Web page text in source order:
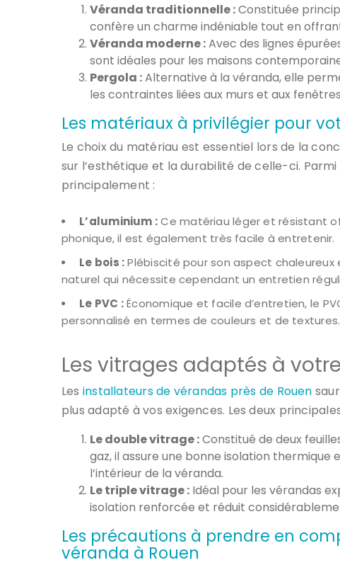
Véranda traditionnelle :Constituée
confère un charme indéniable tout en
Véranda moderne :Avec des lignes
sont idéales pour les maisons
Pergola :Alternative à la véranda, elle
les contraintes liées aux murs et aux
Les matériaux à privilégier pour
Le choix du matériau est essentiel lors de la
sur l’esthétique et la durabilité de celle-ci.
principalement :
L’aluminium :Ce matériau léger et résistant
phonique, il est également très facile à entretenir.
Le bois :Plébiscité pour son aspect
naturel qui nécessite cependant un entretien
Le PVC :Économique et facile d’entretien, le
personnalisé en termes de couleurs et de textures.
Les vitrages adaptés à
Les installateurs de vérandas près de Rouen
plus adapté à vos exigences. Les deux
Le double vitrage :Constitué de deux
gaz, il assure une bonne isolation
l’intérieur de la véranda.
Le triple vitrage : Idéal pour les vérandas
isolation renforcée et réduit
Les précautions à prendre en
véranda à Rouen